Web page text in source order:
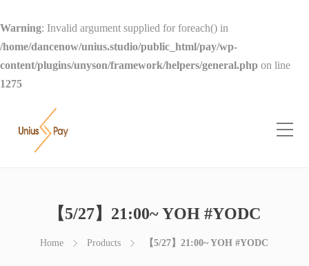
Warning: Invalid argument supplied for foreach() in
/home/dancenow/unius.studio/public_html/pay/wp-
content/plugins/unyson/framework/helpers/general.php on line
1275
【5/27】21:00~ YOH #YODC
Home Products 【5/27】21:00~ YOH #YODC